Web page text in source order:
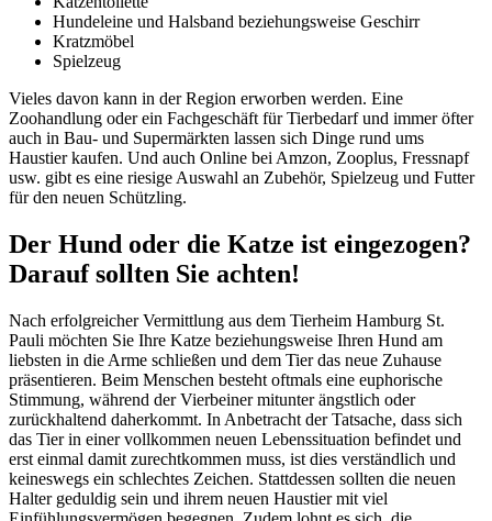
Hundeleine und Halsband beziehungsweise Geschirr
Kratzmöbel
Spielzeug
Vieles davon kann in der Region erworben werden. Eine
Zoohandlung oder ein Fachgeschäft für Tierbedarf und immer öfter
auch in Bau- und Supermärkten lassen sich Dinge rund ums
Haustier kaufen. Und auch Online bei Amzon, Zooplus, Fressnapf
usw. gibt es eine riesige Auswahl an Zubehör, Spielzeug und Futter
für den neuen Schützling.
Der Hund oder die Katze ist eingezogen?
Darauf sollten Sie achten!
Nach erfolgreicher Vermittlung aus dem Tierheim Hamburg St.
Pauli möchten Sie Ihre Katze beziehungsweise Ihren Hund am
liebsten in die Arme schließen und dem Tier das neue Zuhause
präsentieren. Beim Menschen besteht oftmals eine euphorische
Stimmung, während der Vierbeiner mitunter ängstlich oder
zurückhaltend daherkommt. In Anbetracht der Tatsache, dass sich
das Tier in einer vollkommen neuen Lebenssituation befindet und
erst einmal damit zurechtkommen muss, ist dies verständlich und
keineswegs ein schlechtes Zeichen. Stattdessen sollten die neuen
Halter geduldig sein und ihrem neuen Haustier mit viel